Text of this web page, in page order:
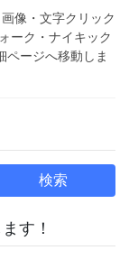
像・文字クリック
ーク・ナイキック
ージへ移動しま
す！